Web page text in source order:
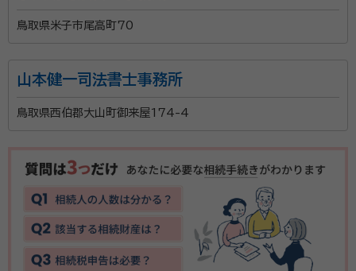
鳥取県米子市尾高町70
山本健一司法書士事務所
鳥取県西伯郡大山町御来屋174-4